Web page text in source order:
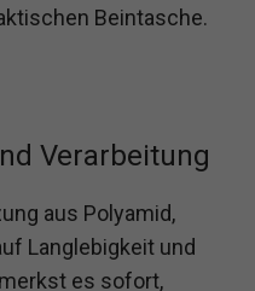
Beintasche.
Verarbeitung
aus Polyamid,
Langlebigkeit und
es sofort,